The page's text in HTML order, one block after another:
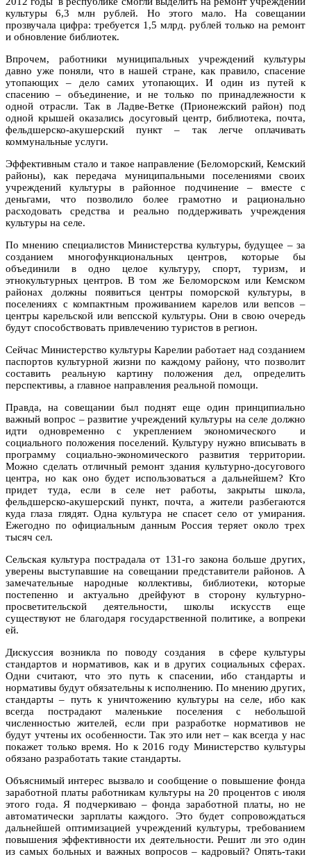
культуры 6,3 млн рублей. Но этого мало. На совещании
прозвучала цифра: требуется 1,5 млрд. рублей только на ремонт
и обновление библиотек.
Впрочем, работники муниципальных учреждений культуры
давно уже поняли, что в нашей стране, как правило, спасение
утопающих – дело самих утопающих. И один из путей к
спасению – объединение, и не только по принадлежности к
одной отрасли. Так в Ладве-Ветке (Прионежский район) под
одной крышей оказались досуговый центр, библиотека, почта,
фельдшерско-акушерский пункт – так легче оплачивать
коммунальные услуги.
Эффективным стало и такое направление (Беломорский, Кемский
районы), как передача муниципальными поселениями своих
учреждений культуры в районное подчинение – вместе с
деньгами, что позволило более грамотно и рационально
расходовать средства и реально поддерживать учреждения
культуры на селе.
По мнению специалистов Министерства культуры, будущее – за
созданием многофункциональных центров, которые бы
объединили в одно целое культуру, спорт, туризм, и
этнокультурных центров. В том же Беломорском или Кемском
районах должны появиться центры поморской культуры, в
поселениях с компактным проживанием карелов или вепсов –
центры карельской или вепсской культуры. Они в свою очередь
будут способствовать привлечению туристов в регион.
Сейчас Министерство культуры Карелии работает над созданием
паспортов культурной жизни по каждому району, что позволит
составить реальную картину положения дел, определить
перспективы, а главное направления реальной помощи.
Правда, на совещании был поднят еще один принципиально
важный вопрос – развитие учреждений культуры на селе должно
идти одновременно с укреплением экономического и
социального положения поселений. Культуру нужно вписывать в
программу социально-экономического развития территории.
Можно сделать отличный ремонт здания культурно-досугового
центра, но как оно будет использоваться а дальнейшем? Кто
придет туда, если в селе нет работы, закрыты школа,
фельдшерско-акушерский пункт, почта, а жители разбегаются
куда глаза глядят. Одна культура не спасет село от умирания.
Ежегодно по официальным данным Россия теряет около трех
тысяч сел.
Сельская культура пострадала от 131-го закона больше других,
уверены выступавшие на совещании представители районов. А
замечательные народные коллективы, библиотеки, которые
постепенно и актуально дрейфуют в сторону культурно-
просветительской деятельности, школы искусств еще
существуют не благодаря государственной политике, а вопреки
ей.
Дискуссия возникла по поводу создания в сфере культуры
стандартов и нормативов, как и в других социальных сферах.
Одни считают, что это путь к спасении, ибо стандарты и
нормативы будут обязательны к исполнению. По мнению других,
стандарты – путь к уничтожению культуры на селе, ибо как
всегда пострадают маленькие поселения с небольшой
численностью жителей, если при разработке нормативов не
будут учтены их особенности. Так это или нет – как всегда у нас
покажет только время. Но к 2016 году Министерство культуры
обязано разработать такие стандарты.
Объяснимый интерес вызвало и сообщение о повышение фонда
заработной платы работникам культуры на 20 процентов с июля
этого года. Я подчеркиваю – фонда заработной платы, но не
автоматически зарплаты каждого. Это будет сопровождаться
дальнейшей оптимизацией учреждений культуры, требованием
повышения эффективности их деятельности. Решит ли это один
из самых больных и важных вопросов – кадровый? Опять-таки